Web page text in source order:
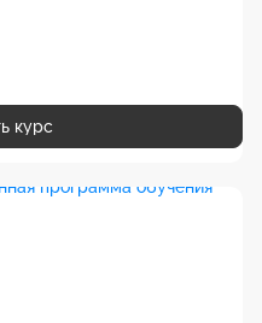
курс